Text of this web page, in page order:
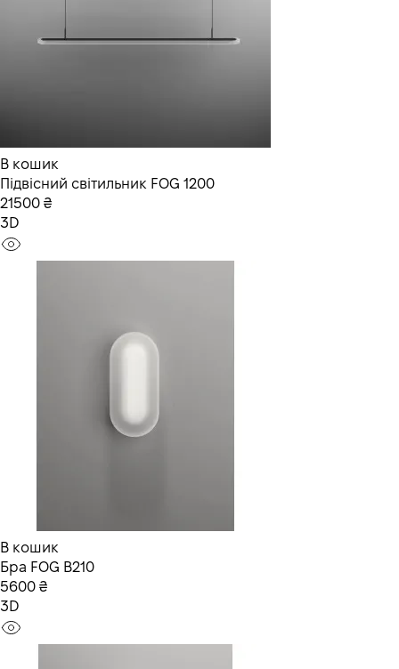
В кошик
Підвісний світильник FOG 1200
21500 ₴
3D
В кошик
Бра FOG В210
5600 ₴
3D